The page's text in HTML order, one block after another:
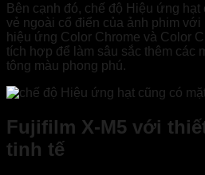
Bên cạnh đó, chế độ Hiệu ứng hạt
vẻ ngoài cổ điển của ảnh phim
hiệu ứng Color Chrome và Color
tích hợp để làm sâu sắc thêm các
tông màu phong phú.
Fujifilm X-M5 với
tinh tế